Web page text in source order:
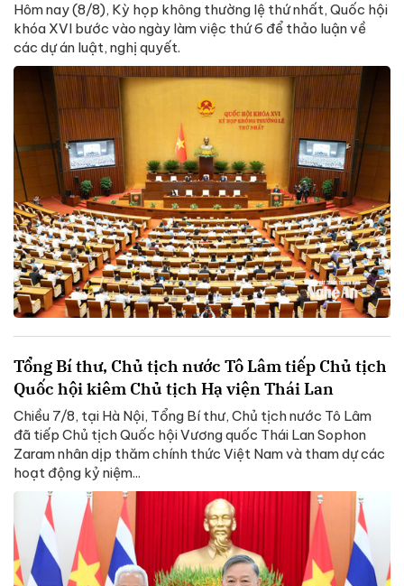
Hôm nay (8/8), Kỳ họp không thường lệ thứ nhất, Quốc hội
khóa XVI bước vào ngày làm việc thứ 6 để thảo luận về
các dự án luật, nghị quyết.
Tổng Bí thư, Chủ tịch nước Tô Lâm tiếp Chủ tịch
Quốc hội kiêm Chủ tịch Hạ viện Thái Lan
Chiều 7/8, tại Hà Nội, Tổng Bí thư, Chủ tịch nước Tô Lâm
đã tiếp Chủ tịch Quốc hội Vương quốc Thái Lan Sophon
Zaram nhân dịp thăm chính thức Việt Nam và tham dự các
hoạt động kỷ niệm...